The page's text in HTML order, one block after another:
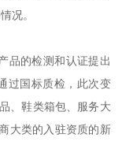
况。
品的检测和认证提出
过国标质检，此次变
、鞋类箱包、服务大
大类的入驻资质的新